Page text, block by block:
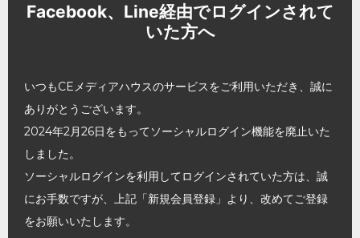
Facebook、Line経由でログインされて
いた方へ
いつもCEメディアハウスのサービスをご利用いただき、誠に
ありがとうございます。
2024年2月26日をもってソーシャルログイン機能を廃止いた
しました。
ソーシャルログインを利用してログインされていた方は、誠
にお手数ですが、上記「新規会員登録」より、改めてご登録
をお願いいたします。